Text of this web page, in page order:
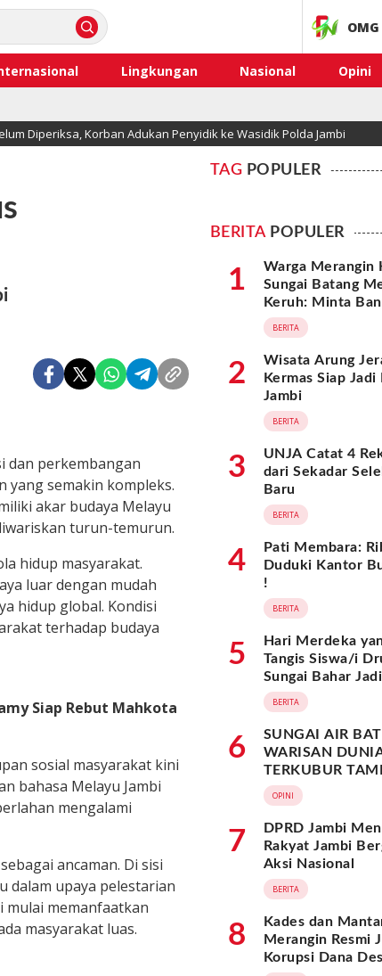
Lingkungan Nasional Opini
Diperiksa, Korban Adukan Penyidik ke Wasidik Polda Jambi
dan perkembangan
yang semakin kompleks.
akar budaya Melayu
turun-temurun.
hidup masyarakat.
luar dengan mudah
hidup global. Kondisi
terhadap budaya
Siap Rebut Mahkota
sosial masyarakat kini
bahasa Melayu Jambi
mengalami
ancaman. Di sisi
dalam upaya pelestarian
mulai memanfaatkan
masyarakat luas.
TAG POPULER
BERITAPOPULER
1
Warga Merangin
Sungai Batang
Keruh: Minta
Jawa Barat
BERITA
2
Wisata Arung
Kermas Siap
Jambi
BERITA
3
UNJA Catat 4
dari Sekadar
Baru
BERITA
4
Pati Membara:
Duduki Kantor
!
BERITA
5
Hari Merdeka
Tangis Siswa/i
Sungai Bahar
Nasional
BERITA
6
SUNGAI AIR
WARISAN
TERKUBUR
OPINI
7
DPRD Jambi
Rakyat Jambi
Aksi Nasional
BERITA
8
Kades dan
Merangin Resmi
Korupsi Dana